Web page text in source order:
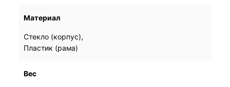
Материал
Стекло (корпус),
Пластик (рама)
Стекло (корпус),
Пластик (рама)
Вес